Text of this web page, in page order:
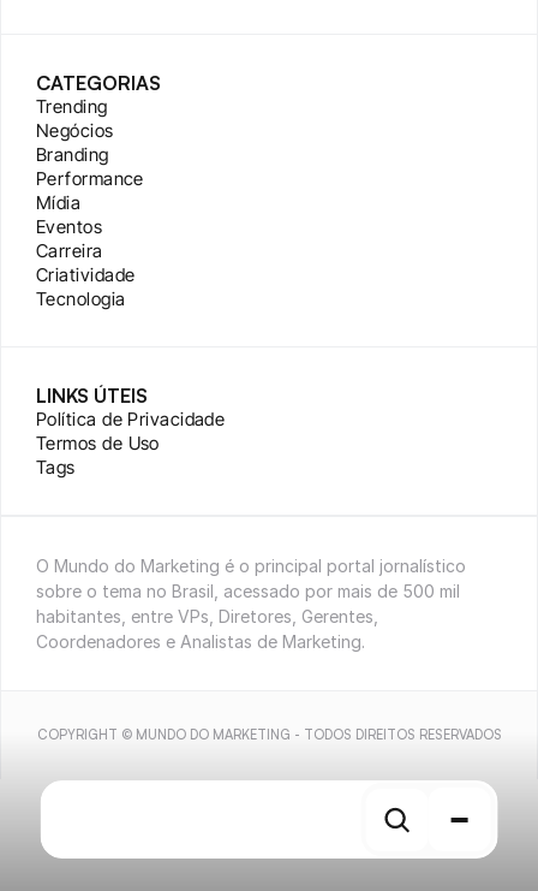
CATEGORIAS
Trending
Negócios
Branding
Performance
Mídia
Eventos
Carreira
Criatividade
Tecnologia
LINKS ÚTEIS
Política de Privacidade
Termos de Uso
Tags
O Mundo do Marketing é o principal portal jornalístico
sobre o tema no Brasil, acessado por mais de 500 mil
habitantes, entre VPs, Diretores, Gerentes,
Coordenadores e Analistas de Marketing.
COPYRIGHT © MUNDO DO MARKETING - TODOS DIREITOS RESERVADOS